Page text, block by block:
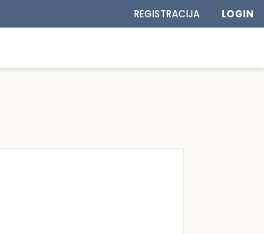
REGISTRACIJA LOGIN